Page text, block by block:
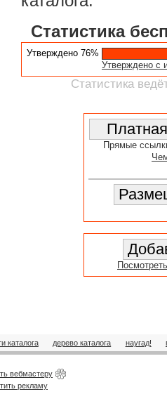
Статистика
Утверждено 76%
Утверждено с
Статистика
Прямые
каталога дерево каталога наугад!
вебмастеру
рекламу